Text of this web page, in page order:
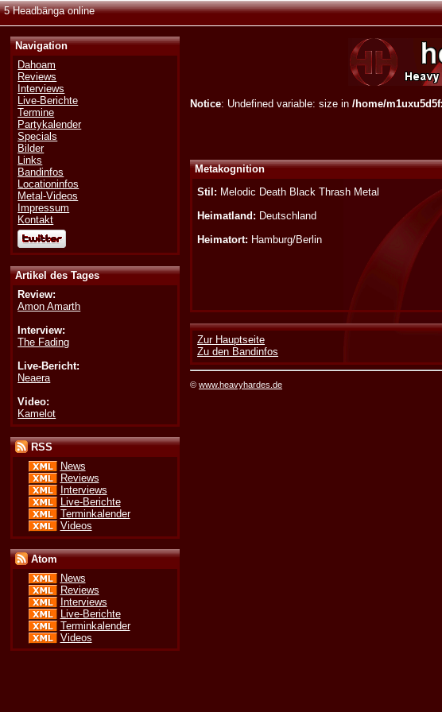
5 Headbänga online
Navigation
Dahoam
Reviews
Interviews
Live-Berichte
Termine
Partykalender
Specials
Bilder
Links
Bandinfos
Locationinfos
Metal-Videos
Impressum
Kontakt
Artikel des Tages
Review:
Amon Amarth
Interview:
The Fading
Live-Bericht:
Neaera
Video:
Kamelot
RSS
News
Reviews
Interviews
Live-Berichte
Terminkalender
Videos
Atom
News
Reviews
Interviews
Live-Berichte
Terminkalender
Videos
Notice: Undefined variable: size in/home/
Metakognition
Stil: Melodic Death Black Thrash Metal
Heimatland: Deutschland
Heimatort: Hamburg/Berlin
Zur Hauptseite
Zu den Bandinfos
©www.heavyhardes.de